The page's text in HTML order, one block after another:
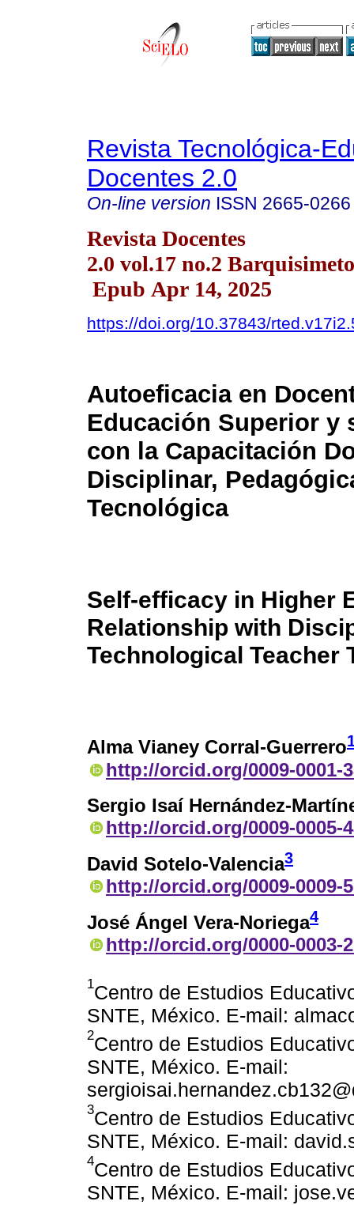
Revista Tecnológica-
Docentes 2.0
On-line version ISSN 2665-0266
Revista Docentes
2.0 vol.17 no.2
Epub Apr 14, 2025
https://doi.org/10.37843/
Autoeficacia en
Educación Superior y
con la Capacitación
Disciplinar,
Tecnológica
Self-efficacy in Higher
Relationship with
Technological Teacher
Alma Vianey Corral-Guerrero
http://orcid.org/0009-0001-
Sergio Isaí Hernández-
http://orcid.org/0009-0005-
David Sotelo-Valencia3
http://orcid.org/0009-0009-
José Ángel Vera-Noriega4
http://orcid.org/0000-0003-
1Centro de Estudios
SNTE, México. E-mail:
2Centro de Estudios
SNTE, México. E-mail:
3Centro de Estudios
SNTE, México. E-mail:
4Centro de Estudios
SNTE, México. E-mail: